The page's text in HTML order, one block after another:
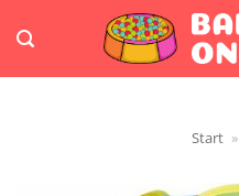
Inhalt
springen
Start »